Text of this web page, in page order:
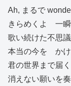
Ah, まるで
きらめくよ 一
歌い続けた不思
本当の今を かけ
君の世界まで届く
消えない願いを